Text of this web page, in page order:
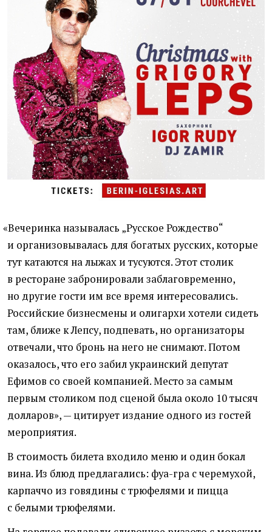
«Вечеринка называлась „Русское Рождество“
и организовывалась для богатых русских, которые
тут катаются на лыжах и тусуются. Этот столик
в ресторане забронировали заблаговременно,
но другие гости им все время интересовались.
Российские бизнесмены и олигархи хотели сидеть
там, ближе к Лепсу, подпевать, но организаторы
отвечали, что бронь на него не снимают. Потом
оказалось, что его забил украинский депутат
Ефимов со своей компанией. Место за самым
первым столиком под сценой была около 10 тысяч
долларов», — цитирует издание одного из гостей
мероприятия.
В стоимость билета входило меню и один бокал
вина. Из блюд предлагались: фуа-гра с черемухой,
карпаччо из говядины с трюфелями и пицца
с белыми трюфелями.